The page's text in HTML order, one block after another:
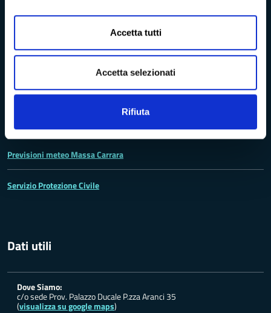
Accetta tutti
Accetta selezionati
Rifiuta
Codici IPA - Fatturazione elettronica
Concessione in uso degli spazi aperti e delle sale
Previsioni meteo Massa Carrara
Servizio Protezione Civile
Dati utili
Dove Siamo:
c/o sede Prov. Palazzo Ducale P.zza Aranci 35
(visualizza su google maps)